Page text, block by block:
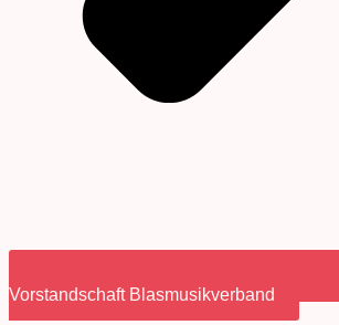
Vorstandschaft Blasmusikverband